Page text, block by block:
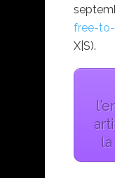
free-
X|S).